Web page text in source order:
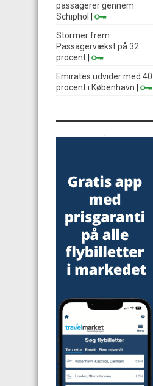
passagerer gennem
Schiphol
Stormer frem:
Passagervækst på 32
procent
Emirates udvider med 40
procent i København